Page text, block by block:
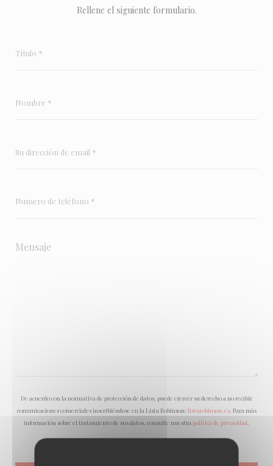
Rellene el siguiente formulario.
De acuerdo con la normativa de protección de datos, puede ejercer su derecho a no recibir
comunicaciones comerciales inscribiéndose en la Lista Robinson: listarobinson.es. Para más
información sobre el tratamiento de sus datos, consulte nuestra política de privacidad